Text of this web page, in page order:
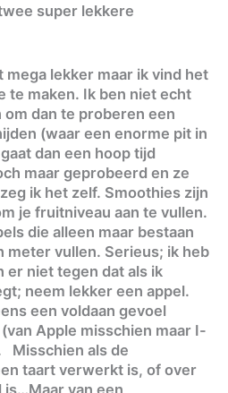
super lekkere
lekker maar ik vind het
te maken. Ik ben niet echt
dan te proberen een
(waar een enorme pit in
dan een hoop tijd
maar geprobeerd en ze
ik het zelf. Smoothies zijn
je fruitniveau aan te vullen.
die alleen maar bestaan
meter vullen. Serieus; ik heb
er niet tegen dat als ik
neem lekker een appel.
een voldaan gevoel
Apple misschien maar I-
Misschien als de
taart verwerkt is, of over
van een